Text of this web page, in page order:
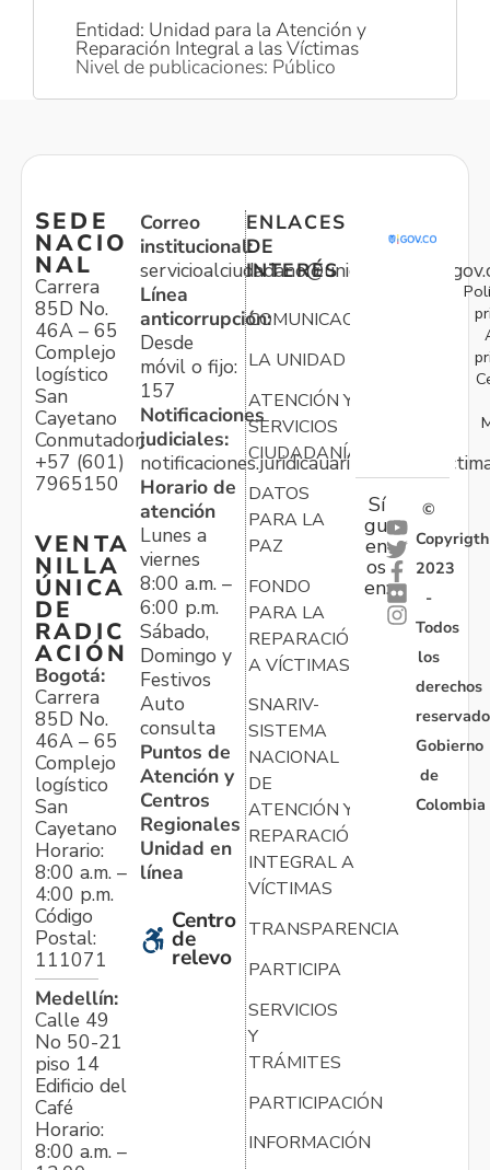
Entidad: Unidad para la Atención y
Reparación Integral a las Víctimas
Nivel de publicaciones: Público
SEDE
NACIO
NAL
Carrera
85D No.
46A – 65
Complejo
logístico
San
Cayetano
Conmutador:
+57 (601)
7965150
VENTA
NILLA
ÚNICA
DE
RADIC
ACIÓN
Bogotá:
Carrera
85D No.
46A – 65
Complejo
logístico
San
Cayetano
Horario:
8:00 a.m. –
4:00 p.m.
Código
Postal:
111071
Medellín:
Calle 49
No 50-21
piso 14
Edificio del
Café
Horario:
8:00 a.m. –
Correo
institucional:
Línea
anticorrupción:
Desde
móvil o fijo:
157
Notificaciones
judiciales:
Horario de
atención
Lunes a
viernes
8:00 a.m. –
6:00 p.m.
Sábado,
Domingo y
Festivos
Auto
consulta
Puntos de
Atención y
Centros
Regionales
Unidad en
línea
Centro
de
relevo
ENLACES
DE
INTERÉS
COMUNICACIONES
LA UNIDAD
ATENCIÓN Y
SERVICIOS
CIUDADANÍA
DATOS
PARA LA
PAZ
FONDO
PARA LA
REPARACIÓN
A VÍCTIMAS
SNARIV-
SISTEMA
NACIONAL
DE
ATENCIÓN Y
REPARACIÓN
INTEGRAL A
VÍCTIMAS
TRANSPARENCIA
PARTICIPA
SERVICIOS
Y
TRÁMITES
PARTICIPACIÓN
INFORMACIÓN
Sí
gu
en
os
en:
©
Copyrigth
2023
-
Todos
los
derechos
Gobierno
de
Colombia